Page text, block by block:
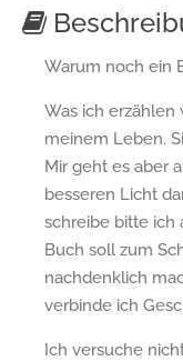
Warum noch ein
Was ich erzählen
meinem Leben.
Mir geht es aber
besseren Licht
schreibe bitte ich
Buch soll zum
nachdenklich
verbinde ich
Ich versuche